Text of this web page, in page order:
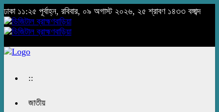
ঢাকা ১১:২৫ পূর্বাহ্ন, রবিবার, ০৯ অগাস্ট ২০২৬, ২৫ শ্রাবণ ১৪৩৩ বঙ্গাব্দ
::
জাতীয়